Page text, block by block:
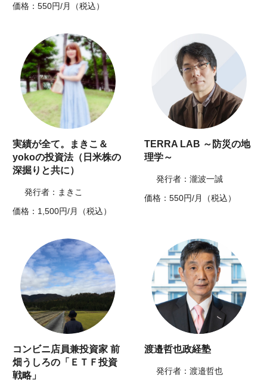
価格：550円/月（税込）
実績が全て。まきこ＆
yokoの投資法（日米株の
深掘りと共に）
発行者：まきこ
価格：1,500円/月（税込）
TERRA LAB ～防災の地
理学～
発行者：瀧波一誠
価格：550円/月（税込）
コンビニ店員兼投資家 前
畑うしろの「ＥＴＦ投資
戦略」
渡邉哲也政経塾
発行者：渡邉哲也